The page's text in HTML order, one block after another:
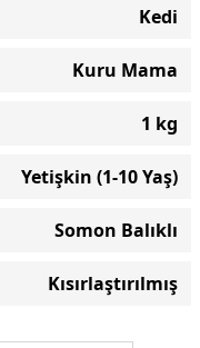
Kedi
Kuru Mama
1 kg
Yetişkin (1-10 Yaş)
Somon Balıklı
Kısırlaştırılmış